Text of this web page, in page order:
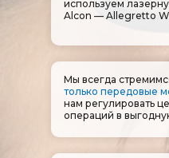
используем
Alcon — Allegretto
Мы всегда
только передовые
нам регулировать
операций в